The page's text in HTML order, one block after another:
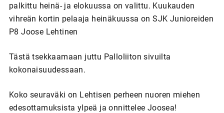
palkittu heinä- ja elokuussa on valittu. Kuukauden
vihreän kortin pelaaja heinäkuussa on SJK Junioreiden
P8 Joose Lehtinen
Tästä tsekkaamaan juttu Palloliiton sivuilta
kokonaisuudessaan.
Koko seuraväki on Lehtisen perheen nuoren miehen
edesottamuksista ylpeä ja onnittelee Joosea!